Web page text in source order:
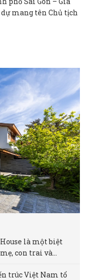
mang tên Chủ tịch
là một biệt
con trai và...
trúc Việt Nam tổ